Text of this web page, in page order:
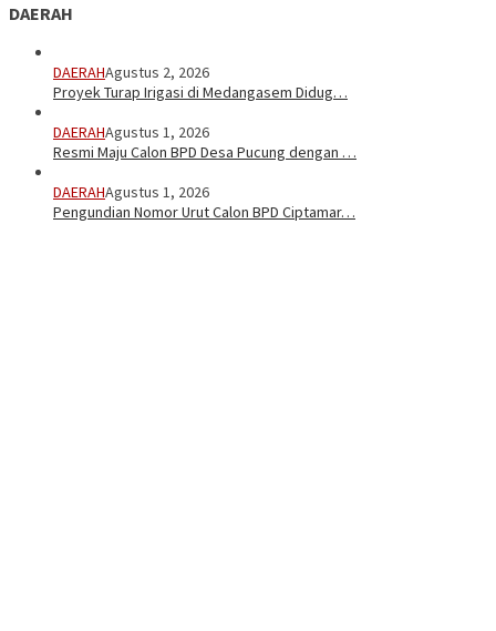
DAERAH
DAERAHAgustus 2, 2026
Proyek Turap Irigasi di Medangasem Didug…
DAERAHAgustus 1, 2026
Resmi Maju Calon BPD Desa Pucung dengan …
DAERAHAgustus 1, 2026
Pengundian Nomor Urut Calon BPD Ciptamar…